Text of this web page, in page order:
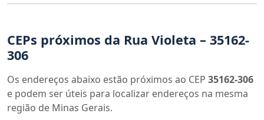
CEPs próximos da Rua Violeta – 35162-
306
Os endereços abaixo estão próximos ao CEP 35162-306
e podem ser úteis para localizar endereços na mesma
região de Minas Gerais.